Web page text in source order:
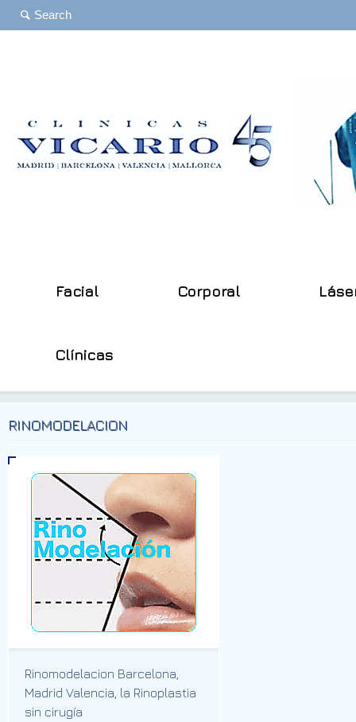
Facial Corporal
Clínicas
RINOMODELACION
Rinomodelacion Barcelona,
Madrid Valencia, la Rinoplastia
sin cirugía